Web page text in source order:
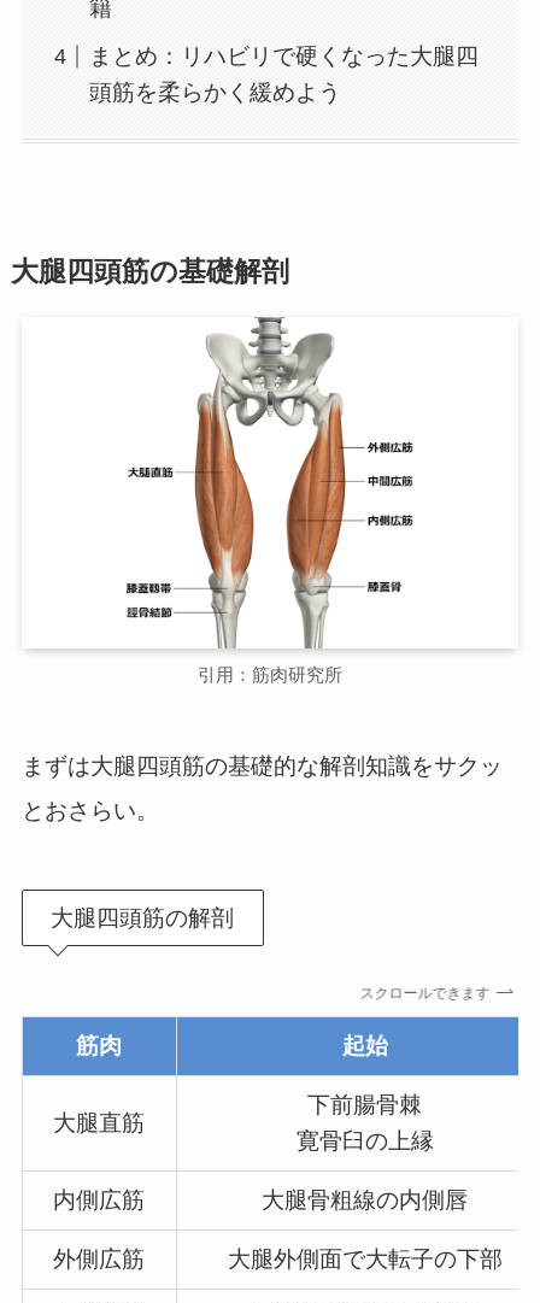
籍
まとめ：リハビリで硬くなった大腿四
頭筋を柔らかく緩めよう
大腿四頭筋の基礎解剖
引用：筋肉研究所
まずは大腿四頭筋の基礎的な解剖知識をサクッ
とおさらい。
大腿四頭筋の解剖
スクロールできます
筋肉 起始
大腿直筋
下前腸骨棘
寛骨臼の上縁
内側広筋 大腿骨粗線の内側唇
外側広筋 大腿外側面で大転子の下部